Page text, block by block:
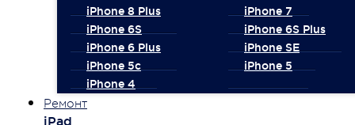
iPhone 8 Plus
iPhone 7
iPhone 6S
iPhone 6S Plus
iPhone 6 Plus
iPhone SE
iPhone 5c
iPhone 5
iPhone 4
Ремонт
iPad